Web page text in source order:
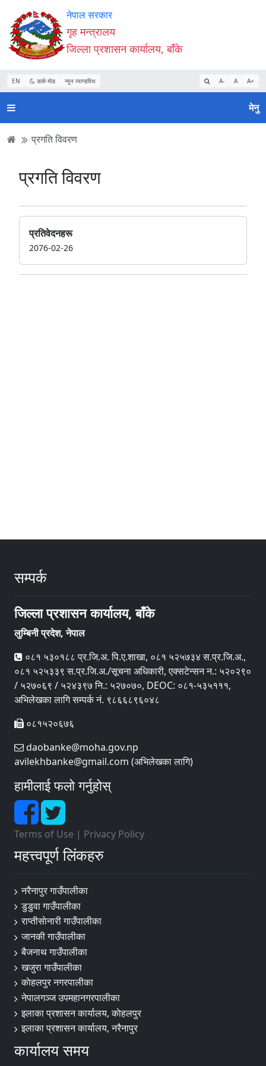
Accessibility
Mode
सुरु
गर्नुहोस्
सामाग्री
पढ्नुहाेस्
नेभिगेसन
पढ्नुहाेस्
वेबसाइट
खोजमा
जानुहोस्
नेपाल सरकार
गृह मन्त्रालय
जिल्ला प्रशासन कार्यालय, बाँके
EN डार्क मोड न्यून व्यान्डविथ A- A A+
मेनु
प्रगति विवरण
प्रगति विवरण
प्रतिवेदनहरू
2076-02-26
सम्पर्क
जिल्ला प्रशासन कार्यालय, बाँके
लुम्बिनी प्रदेश, नेपाल
०८१ ५३०१८८ प्र.जि.अ. पि‍.ए.शाखा, ०८१ ५२५७३४ स.प्र.जि.अ.,
०८१ ५२५३३९ स.प्र.जि.अ./सूचना अधिकारी, एक्सटेन्सन न.: ५२०२९०
/ ५२७०६९ / ५२४३९७ नि.: ५२७०७०, DEOC: ०८१-५३५१११,
अभिलेखका लागि सम्पर्क नं. ९८६६८९६०४८
०८१५२०६७६
daobanke@moha.gov.np
avilekhbanke@gmail.com (अभिलेखका लागि)
हामीलाई फलो गर्नुहोस्
Terms of Use | Privacy Policy
महत्त्वपूर्ण लिंकहरु
नरैनापुर गाउँपालीका
डुडुवा गाउँपालीका
राप्तीसाेनारी गाउँपालीका
जानकी गाउँपालीका
बैजनाथ गाउँपालीका
खजुरा गाउँपालीका
काेहलपुर नगरपालीका
नेपालगञ्ज उपमहानगरपालीका
इलाका प्रशासन कार्यालय, काेहलपुर
इलाका प्रशासन कार्यालय, नरैनापुर
कार्यालय समय